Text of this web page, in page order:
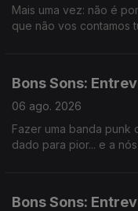
Mais uma vez: não é
que não vos contamos
Bons Sons:
06 ago. 2026
Fazer uma banda punk
dado para pior... e a
Bons Sons: